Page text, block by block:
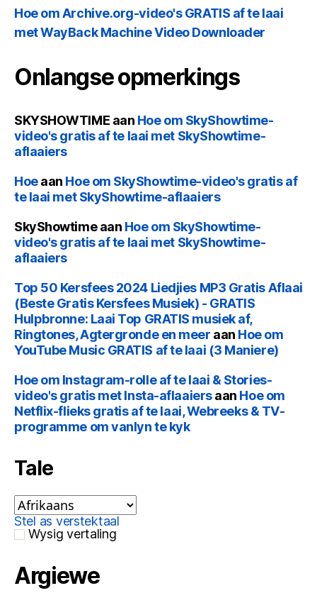
Hoe om Archive.org-video's GRATIS af te laai
met WayBack Machine Video Downloader
Onlangse opmerkings
SKYSHOWTIME aan Hoe om SkyShowtime-
video's gratis af te laai met SkyShowtime-
aflaaiers
Hoeaan Hoe om SkyShowtime-video's gratis af
te laai met SkyShowtime-aflaaiers
SkyShowtimeaan Hoe om SkyShowtime-
video's gratis af te laai met SkyShowtime-
aflaaiers
Top 50 Kersfees 2024 Liedjies MP3 Gratis Aflaai
(Beste Gratis Kersfees Musiek) - GRATIS
Hulpbronne: Laai Top GRATIS musiek af,
Ringtones, Agtergronde en meer aan Hoe om
YouTube Music GRATIS af te laai (3 Maniere)
Hoe om Instagram-rolle af te laai & Stories-
video's gratis met Insta-aflaaiersaan Hoe om
Netflix-flieks gratis af te laai, Webreeks & TV-
programme om vanlyn te kyk
Tale
Stel as verstektaal
Wysig vertaling
Argiewe